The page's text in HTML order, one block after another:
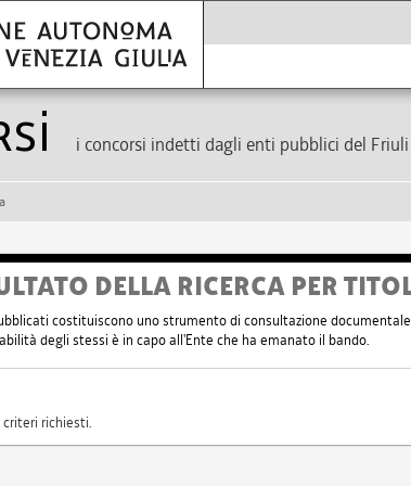
i concorsi indetti dagli enti pubblici del
DELLA RICERCA PER
costituiscono uno strumento di consultazione
degli stessi è in capo all'Ente che ha emanato il bando.
richiesti.